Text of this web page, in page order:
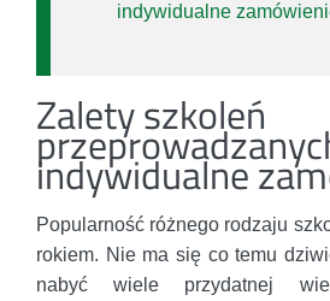
indywidualne
Zalety szkoleń
indywidualne
Popularność różnego rodzaju
rokiem. Nie ma się co temu
nabyć wiele przydatnej